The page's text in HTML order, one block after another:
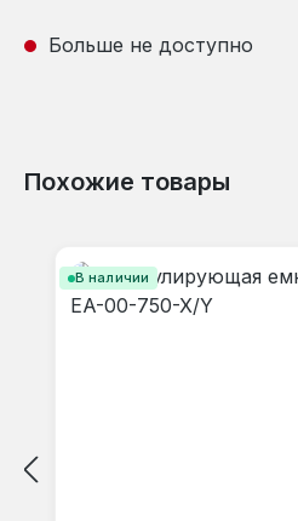
Больше не доступно
Похожие товары
В наличии